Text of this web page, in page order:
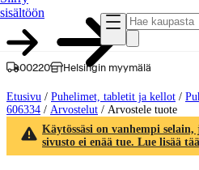
sisältöön
00220 Helsingin myymälä
Etusivu / Puhelimet, tabletit ja kellot /
606334 / Arvostelut / Arvostele tuote
Käytössäsi on vanhempi
sivusto ei enää tue. Lue lisää